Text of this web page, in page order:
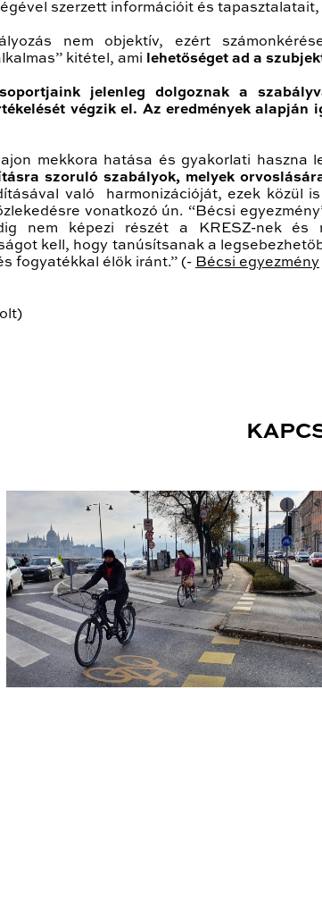
szerzett információit és
nem objektív, ezért
kitétel, ami
lehetőséget ad a
jelenleg dolgoznak a
végzik el. Az eredmények
mekkora hatása és gyakorlati haszna
szoruló szabályok, melyek
való harmonizációját, ezek közül
vonatkozó ún. “Bécsi
nem képezi részét a KRESZ-nek és
kell, hogy tanúsítsanak a
fogyatékkal élők iránt.” (- Bécsi egyezmény